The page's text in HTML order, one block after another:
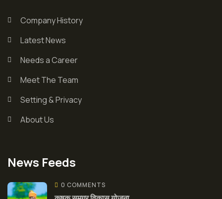
Company History
Latest News
Needs a Career
Meet The Team
Setting & Privacy
About Us
News Feeds
0 COMMENTS